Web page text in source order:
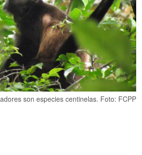
son especies centinelas. Foto: FCPP